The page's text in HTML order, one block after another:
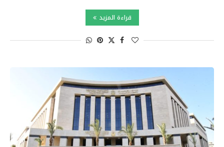
قراءة المزيد